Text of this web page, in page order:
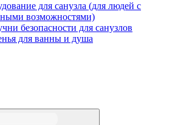
для санузла (для людей с
возможностями)
безопасности для санузлов
для ванны и душа